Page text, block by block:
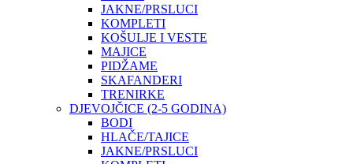
JAKNE/PRSLUCI
KOMPLETI
KOŠULJE I VESTE
MAJICE
PIDŽAME
SKAFANDERI
TRENIRKE
DJEVOJČICE (2-5 GODINA)
BODI
HLAČE/TAJICE
JAKNE/PRSLUCI